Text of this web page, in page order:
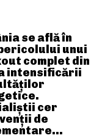
se află în
unui
complet din
intensificării
cer
de